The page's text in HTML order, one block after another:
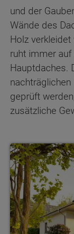
und der
Wände des
Holz
ruht immer
Hauptdaches.
geprüft
zusätzliche